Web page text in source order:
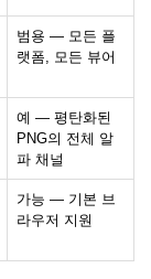
범용 — 모든 플
랫폼, 모든 뷰어
예 — 평탄화된
PNG의 전체 알
파 채널
가능 — 기본 브
라우저 지원